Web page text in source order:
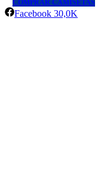
COMPRAR CAMISETAS
Facebook 30,0K